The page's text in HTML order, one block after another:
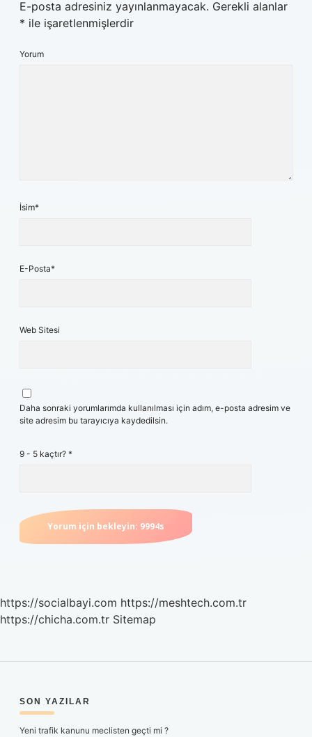
E-posta adresiniz yayınlanmayacak. Gerekli alanlar
* ile işaretlenmişlerdir
Yorum
İsim*
E-Posta*
Web Sitesi
Daha sonraki yorumlarımda kullanılması için adım, e-posta adresim ve
site adresim bu tarayıcıya kaydedilsin.
9 - 5 kaçtır? *
https://socialbayi.com https://meshtech.com.tr
https://chicha.com.tr Sitemap
SIDEBAR
SON YAZILAR
Yeni trafik kanunu meclisten geçti mi ?